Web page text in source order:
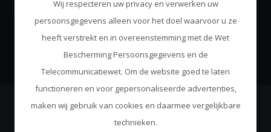
Blijf op de hoogte over onze laatste acties
Abonneer
Urban Survival
Wij respecteren uw privacy en verwerken uw
persoonsgegevens alleen voor het doel waarvoor u ze
heeft verstrekt en in overeenstemming met de Wet
Bescherming Persoonsgegevens en de
Telecommunicatiewet. Om de website goed te laten
functioneren en voor gepersonaliseerde advertenties,
maken wij gebruik van cookies en daarmee vergelijkbare
technieken.